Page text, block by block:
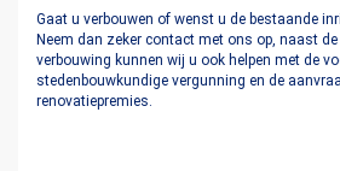
Gaat u verbouwen of wenst u de bestaande
Neem dan zeker contact met ons op, naast
verbouwing kunnen wij u ook helpen met de
stedenbouwkundige vergunning en de
renovatiepremies.